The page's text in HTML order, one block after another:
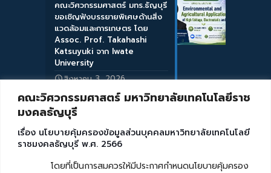
คณะวิศวกรรมศาสตร์ มหาวิทยาลัยเทคโนโลยีราช
มงคลธัญบุรี
เรื่อง นโยบายคุ้มครองข้อมูลส่วนบุคคลมหาวิทยาลัยเทคโนโลยี
ราชมงคลธัญบุรี พ.ศ. 2566
โดยที่เป็นการสมควรให้มีประกาศกำหนดนโยบายคุ้มครอง
คณะวิศวกรรมศาสตร์ มทร.ธัญบุรี
ขอเชิญฟังบรรยายพิเศษด้านสิ่ง
แวดล้อมและการเกษตร โดย
Assoc. Prof. Takahashi
Katsuyuki จาก Iwate
University
สิงหาคม 3, 2026